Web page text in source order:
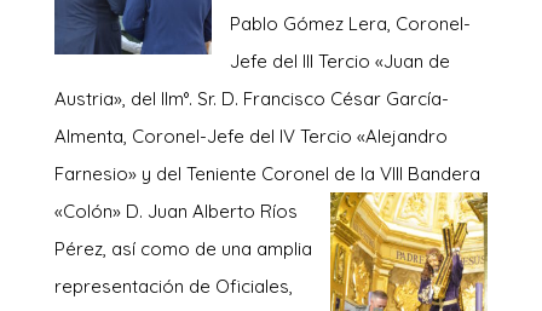
Pablo Gómez Lera, Coronel-
Jefe del III Tercio «Juan de
Austria», del Ilm°. Sr. D. Francisco César García-
Almenta, Coronel-Jefe del IV Tercio «Alejandro
Farnesio» y del Teniente Coronel de la VIII Bandera
«Colón» D. Juan Alberto Ríos
Pérez, así como de una amplia
representación de Oficiales,